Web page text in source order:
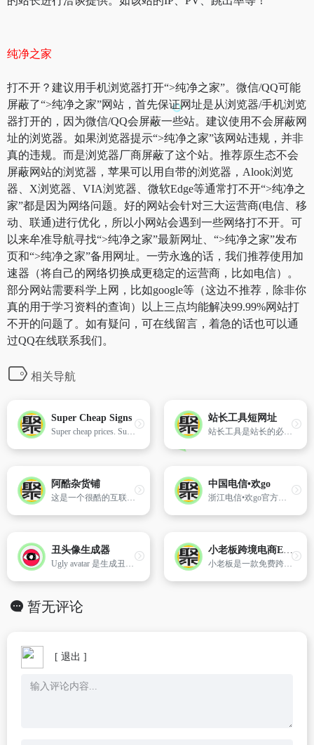
纯净之家
打不开？建议用手机浏览器打开“>纯净之家”。微信/QQ可能
屏蔽了“>纯净之家”网站，首先保证网址是从浏览器/手机浏览
器打开的，因为微信/QQ会屏蔽一些站。建议使用不会屏蔽网
址的浏览器。如果浏览器提示“>纯净之家”该网站违规，并非
真的违规。而是浏览器厂商屏蔽了这个站。推荐原生态不会
屏蔽网站的浏览器，苹果可以用自带的浏览器，Alook浏览
器、X浏览器、VIA浏览器、微软Edge等通常打不开“>纯净之
家”都是因为网络问题。好的网站会针对三大运营商(电信、移
动、联通)进行优化，所以小网站会遇到一些网络打不开。可
以来牟准导航寻找“>纯净之家”最新网址、“>纯净之家”发布
页和“>纯净之家”备用网址。一劳永逸的话，我们推荐使用加
速器（将自己的网络切换成更稳定的运营商，比如电信）。
部分网站需要科学上网，比如google等（这边不推荐，除非你
真的用于学习资料的查询）以上三点均能解决99.99%网站打
不开的问题了。如有疑问，可在线留言，着急的话也可以通
过QQ在线联系我们。
相关导航
Super Cheap Signs
Super cheap prices. Super cheap, super saving, super awesome. Make the most of your budget with Super Cheap Signs
站长工具短网址
站长工具是站长的必备工具。经常上站长工具可以了解SEO数据变化。
阿酷杂货铺
这是一个很酷的互联网资源下载分享网站，致力于免费提供优质无广告开源软件、APP和技术经验教程等，所有内容都是经过严格筛选和推荐，让人人都享受优质互联网资源带来的便利。
中国电信•欢go
浙江电信•欢go官方网站-综合运营商网上营业厅-官方认证、正品低价、品质保障、新品首发、放心购物、轻松服务
丑头像生成器
Ugly avatar 是生成丑头像的在线工具。
小老板跨境电商ERP
小老板是一款免费跨境电商应用ERP,专为卖家提供专业、免费的在线应用工具。目前,小老板全面支持wish、速卖通AliExpress、eBay、亚马逊 amazon、Lazada、敦煌、Linio,PriceMinister, Cdiscount,Jumia,Newegg为您提供全面的产品刊登、订单打印、库存管理、智能采购、数据统计、数据分析、图片管理等一站式的管理服务。
暂无评论
[ 退出 ]